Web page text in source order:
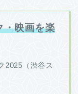
・映画を楽
2025（渋谷ス